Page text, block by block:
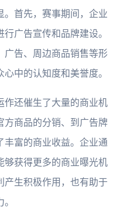
。首先，赛事期间，企业
广告宣传和品牌建设。
广告、周边商品销售等形
中的认知度和美誉度。
作还催生了大量的商业机
方商品的分销、到广告牌
丰富的商业收益。企业通
够获得更多的商业曝光机
产生积极作用，也有助于